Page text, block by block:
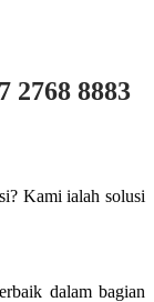
2768 8883
Kami ialah solusi
dalam bagian